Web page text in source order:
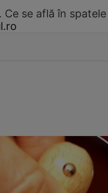
se află în spatele